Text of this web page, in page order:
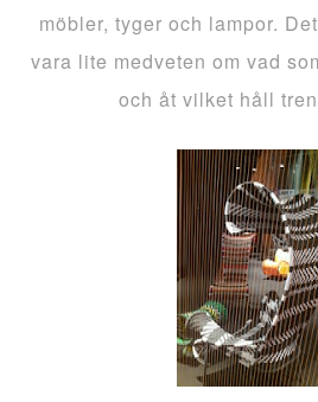
möbler, tyger och lampor.
vara lite medveten om vad
och åt vilket håll